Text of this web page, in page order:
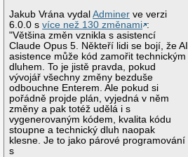
Jakub Vrána vydalAdminer ve verzi
6.0.0 svíce než 130 změnami :
"Většina změn vznikla s asistencí
Claude Opus 5. Někteří lidi se bojí, že AI
asistence může kód zamořit technickým
dluhem. To je jistě pravda, pokud
vývojář všechny změny bezduše
odbouchne Enterem. Ale pokud si
pořádně projde plán, vyjedná v něm
změny a pak totéž udělá i s
vygenerovaným kódem, kvalita kódu
stoupne a technický dluh naopak
klesne. Je to jako párové programování
s